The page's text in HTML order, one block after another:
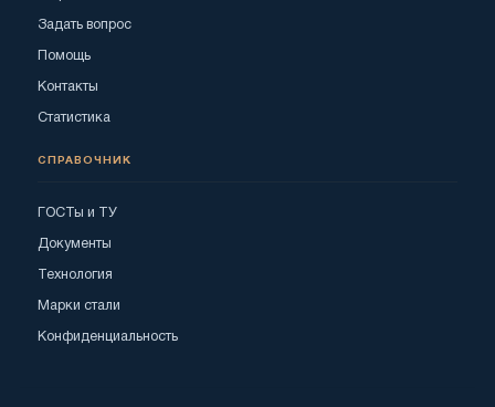
Задать вопрос
Помощь
Контакты
Статистика
СПРАВОЧНИК
ГОСТы и ТУ
Документы
Технология
Марки стали
Конфиденциальность